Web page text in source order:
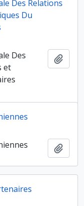
Des Relations
Du
Des
et